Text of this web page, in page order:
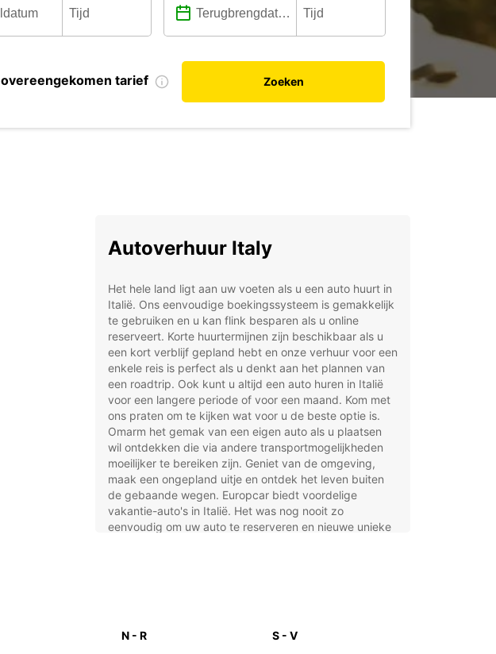
overeengekomen tarief Zoeken
Autoverhuur Italy
Het hele land ligt aan uw voeten als u een auto huurt in
Italië. Ons eenvoudige boekingssysteem is gemakkelijk
te gebruiken en u kan flink besparen als u online
reserveert. Korte huurtermijnen zijn beschikbaar als u
een kort verblijf gepland hebt en onze verhuur voor een
enkele reis is perfect als u denkt aan het plannen van
een roadtrip. Ook kunt u altijd een auto huren in Italië
voor een langere periode of voor een maand. Kom met
ons praten om te kijken wat voor u de beste optie is.
Omarm het gemak van een eigen auto als u plaatsen
wil ontdekken die via andere transportmogelijkheden
moeilijker te bereiken zijn. Geniet van de omgeving,
maak een ongepland uitje en ontdek het leven buiten
de gebaande wegen. Europcar biedt voordelige
vakantie-auto's in Italië. Het was nog nooit zo
eenvoudig om uw auto te reserveren en nieuwe unieke
N - R
S - V